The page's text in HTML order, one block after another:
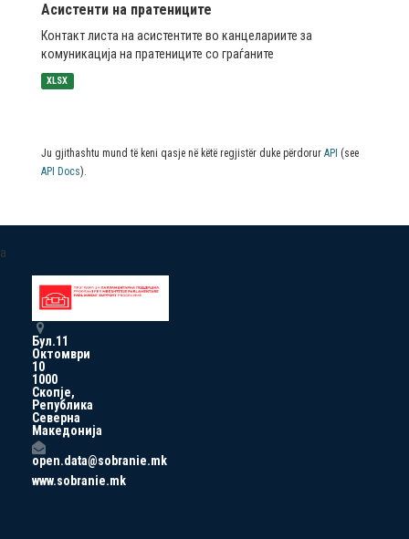
Асистенти на пратениците
Контакт листа на асистентите во канцелариите за
комуникација на пратениците со граѓаните
XLSX
Ju gjithashtu mund të keni qasje në këtë regjistër duke përdorur API (see
API Docs).
a
Бул.11
Октомври
10
1000
Скопје,
Република
Северна
Македонија
open.data@sobranie.mk
www.sobranie.mk